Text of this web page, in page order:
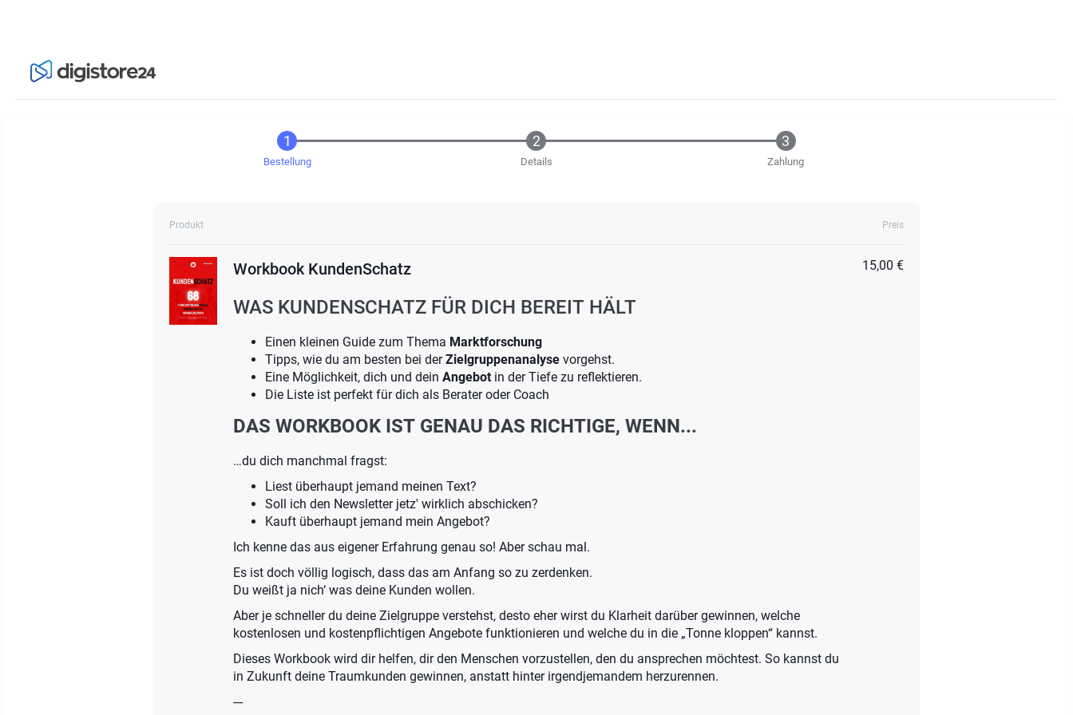
Bestellung Details Zahlung
Produkt Preis
Workbook KundenSchatz
WAS KUNDENSCHATZ FÜR DICH BEREIT HÄLT
Einen kleinen Guide zum Thema Marktforschung
Tipps, wie du am besten bei derZielgruppenanalyse vorgehst.
Eine Möglichkeit, dich und dein Angebot in der Tiefe zu reflektieren.
Die Liste ist perfekt für dich als Berater oder Coach
DAS WORKBOOK IST GENAU DAS RICHTIGE, WENN...
…du dich manchmal fragst:
Liest überhaupt jemand meinen Text?
Soll ich den Newsletter jetz' wirklich abschicken?
Kauft überhaupt jemand mein Angebot?
Ich kenne das aus eigener Erfahrung genau so! Aber schau mal.
Es ist doch völlig logisch, dass das am Anfang so zu zerdenken.
Du weißt ja nich‘ was deine Kunden wollen.
Aber je schneller du deine Zielgruppe verstehst, desto eher wirst du Klarheit darüber gewinnen, welche
kostenlosen und kostenpflichtigen Angebote funktionieren und welche du in die „Tonne kloppen“ kannst.
Dieses Workbook wird dir helfen, dir den Menschen vorzustellen, den du ansprechen möchtest. So kannst du
in Zukunft deine Traumkunden gewinnen, anstatt hinter irgendjemandem herzurennen.
---
15,00 €